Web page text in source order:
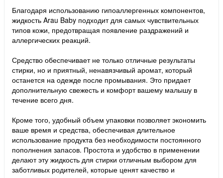
Благодаря использованию гипоаллергенных компонентов,
жидкость Arau Baby подходит для самых чувствительных
типов кожи, предотвращая появление раздражений и
аллергических реакций.
Средство обеспечивает не только отличные результаты
стирки, но и приятный, ненавязчивый аромат, который
останется на одежде после промывания. Это придает
дополнительную свежесть и комфорт вашему малышу в
течение всего дня.
Кроме того, удобный объем упаковки позволяет экономить
ваше время и средства, обеспечивая длительное
использование продукта без необходимости постоянного
пополнения запасов. Простота и удобство в применении
делают эту жидкость для стирки отличным выбором для
заботливых родителей, которые ценят качество и